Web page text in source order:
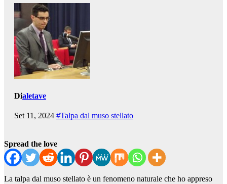
Dialetave
Set 11, 2024 #Talpa dal muso stellato
Spread the love
La talpa dal muso stellato è un fenomeno naturale che ho appreso